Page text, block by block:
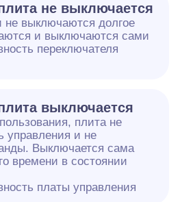
не выключается
не выключаются долгое
и выключаются сами
переключателя
выключается
плита не
управления и не
Выключается сама
времени в состоянии
платы управления